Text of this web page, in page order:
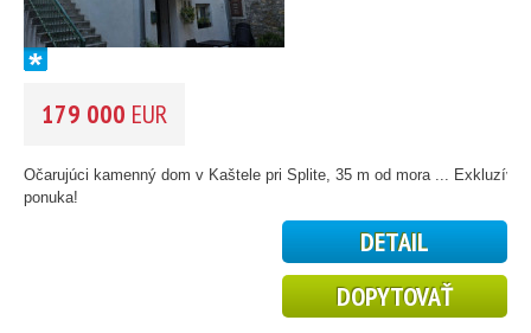
179 000 EUR
Očarujúci kamenný dom v Kaštele pri Splite, 35 m od mora ... Exkluzívna
ponuka!
DETAIL
DOPYTOVAŤ